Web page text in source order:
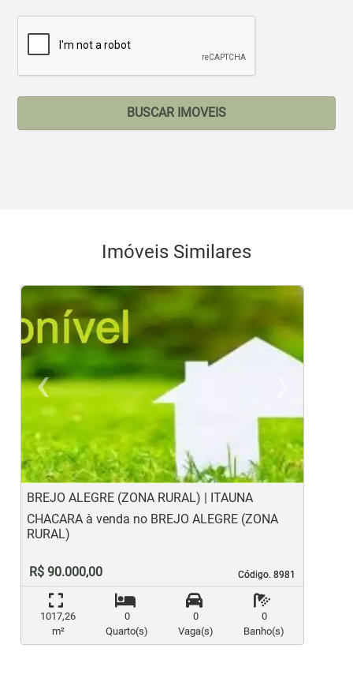
BUSCAR IMOVEIS
Imóveis Similares
‹
Previous
BREJO ALEGRE (ZONA RURAL) | ITAUNA
Código. 8981
Código. 8981
CHACARA à venda no BREJO ALEGRE (ZONA
RURAL)
R$ 90.000,00
1017,26
m²
0
Quarto(s)
0
Vaga(s)
0
Banho(s)